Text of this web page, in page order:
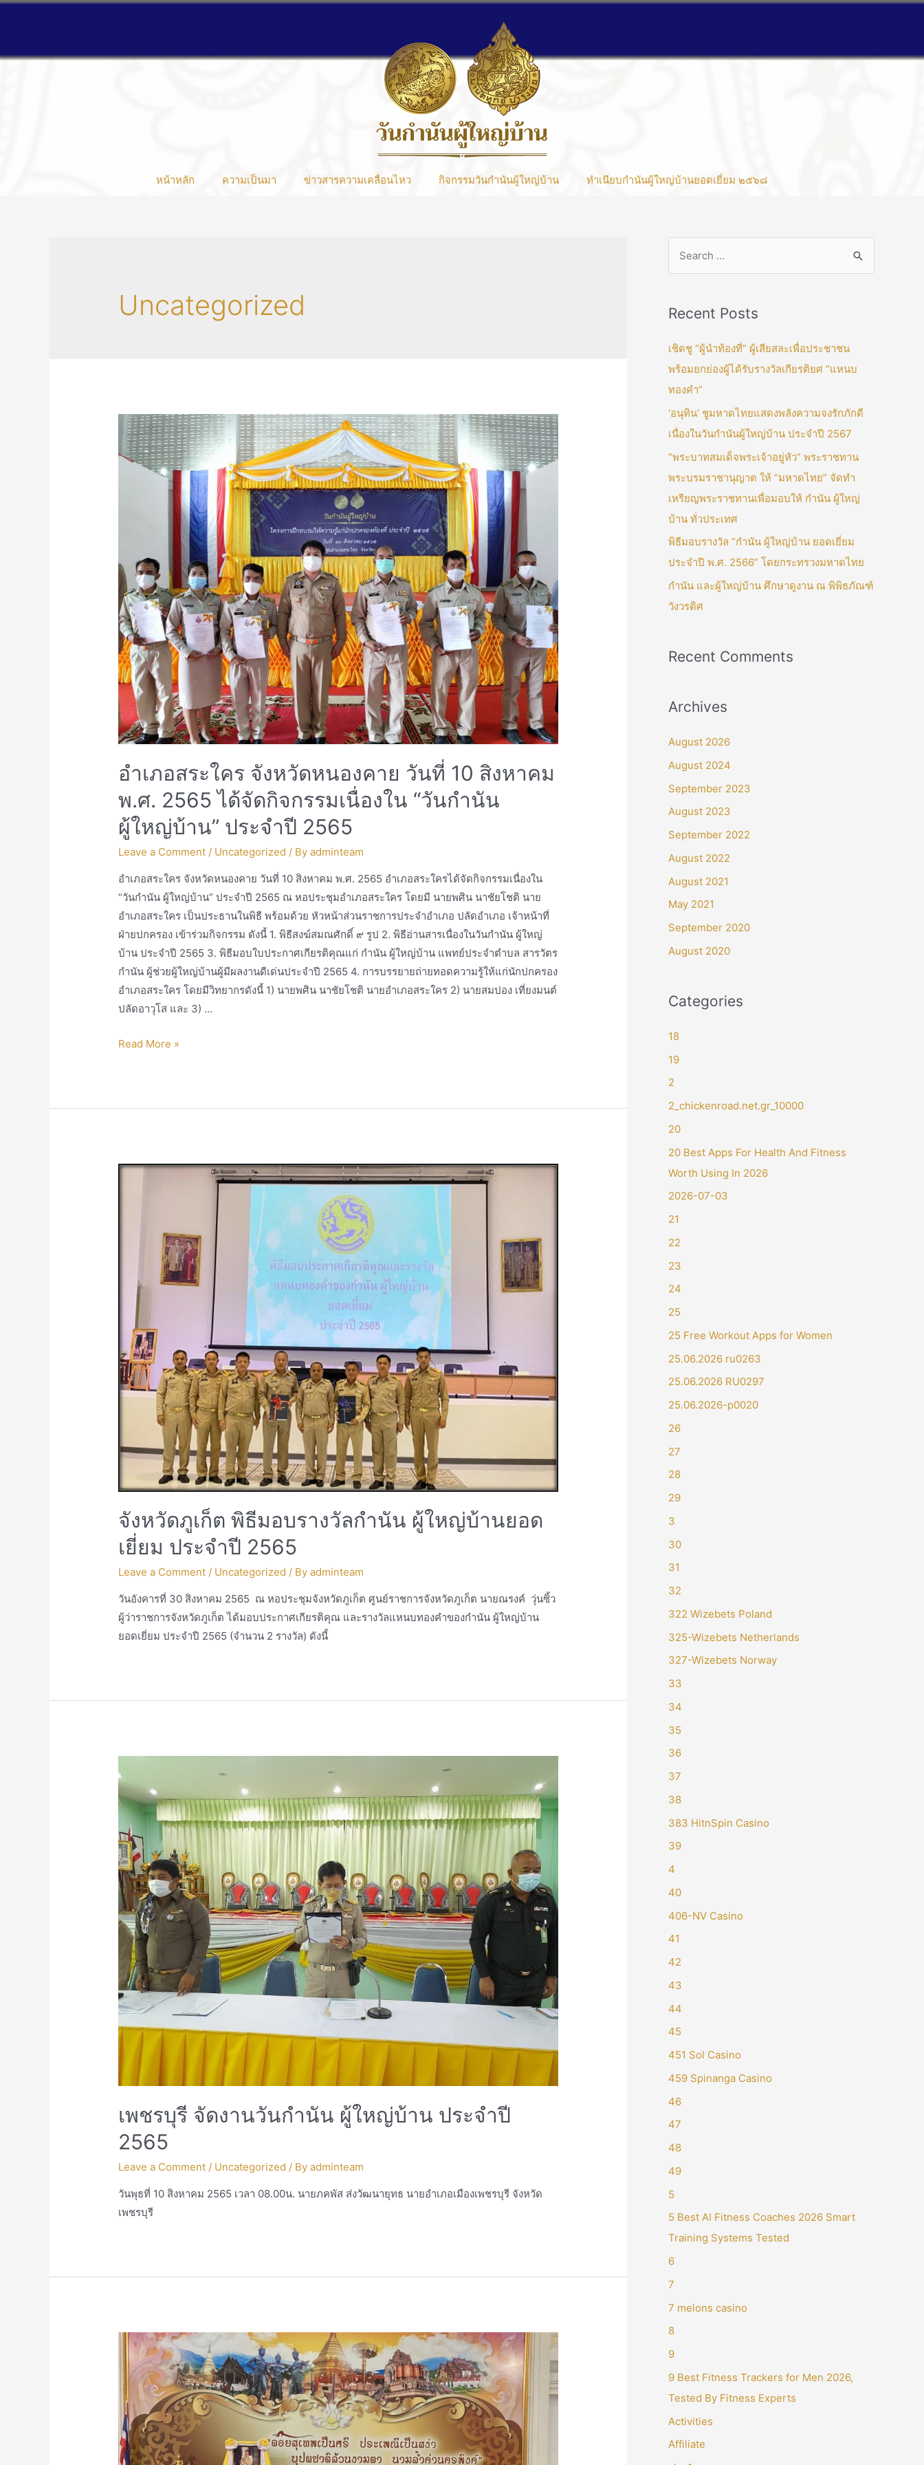
หน้าหลัก ความเป็นมา ข่าวสารความเคลื่อนไหว กิจกรรมวันกำนันผู้ใหญ่บ้าน ทำเนียบกำนันผู้ใหญ่บ้านยอดเยี่ยม ๒๕๖๘
Uncategorized
อำเภอสระใคร จังหวัดหนองคาย วันที่ 10 สิงหาคม
พ.ศ. 2565 ได้จัดกิจกรรมเนื่องใน “วันกำนัน
ผู้ใหญ่บ้าน” ประจำปี 2565
Leave a Comment / Uncategorized / Byadminteam
อำเภอสระใคร จังหวัดหนองคาย วันที่ 10 สิงหาคม พ.ศ. 2565 อำเภอสระใครได้จัดกิจกรรมเนื่องใน
“วันกำนัน ผู้ใหญ่บ้าน” ประจำปี 2565 ณ หอประชุมอำเภอสระใคร โดยมี นายพศิน นาชัยโชติ นาย
อำเภอสระใคร เป็นประธานในพิธี พร้อมด้วย หัวหน้าส่วนราชการประจำอำเภอ ปลัดอำเภอ เจ้าหน้าที่
ฝ่ายปกครอง เข้าร่วมกิจกรรม ดังนี้ 1. พิธีสงฆ์สมณศักดิ์ ๙ รูป 2. พิธีอ่านสารเนื่องในวันกำนัน ผู้ใหญ่
บ้าน ประจำปี 2565 3. พิธีมอบใบประกาศเกียรติคุณแก่ กำนัน ผู้ใหญ่บ้าน แพทย์ประจำตำบล สารวัตร
กำนัน ผู้ช่วยผู้ใหญ่บ้านผู้มีผลงานดีเด่นประจำปี 2565 4. การบรรยายถ่ายทอดความรู้ให้แก่นักปกครอง
อำเภอสระใคร โดยมีวิทยากรดังนี้ 1) นายพศิน นาชัยโชติ นายอำเภอสระใคร 2) นายสมปอง เที่ยงมนต์
ปลัดอาวุโส และ 3) …
Read More »
จังหวัดภูเก็ต พิธีมอบรางวัลกำนัน ผู้ใหญ่บ้านยอด
เยี่ยม ประจำปี 2565
Leave a Comment / Uncategorized / Byadminteam
วันอังคารที่ 30 สิงหาคม 2565 ณ หอประชุมจังหวัดภูเก็ต ศูนย์ราชการจังหวัดภูเก็ต นายณรงค์ วุ่นซิ้ว
ผู้ว่าราชการจังหวัดภูเก็ต ได้มอบประกาศเกียรติคุณ และรางวัลแหนบทองคำของกำนัน ผู้ใหญ่บ้าน
ยอดเยี่ยม ประจำปี 2565 (จำนวน 2 รางวัล) ดังนี้
เพชรบุรี จัดงานวันกำนัน ผู้ใหญ่บ้าน ประจำปี
2565
Leave a Comment / Uncategorized / Byadminteam
วันพุธที่ 10 สิงหาคม 2565 เวลา 08.00น. นายภคพัส ส่งวัฒนายุทธ นายอำเภอเมืองเพชรบุรี จังหวัด
เพชรบุรี
Recent Posts
เชิดชู “ผู้นำท้องที่” ผู้เสียสละเพื่อประชาชน
พร้อมยกย่องผู้ได้รับรางวัลเกียรติยศ “แหนบ
ทองคำ”
‘อนุทิน’ ชูมหาดไทยแสดงพลังความจงรักภักดี
เนื่องในวันกำนันผู้ใหญ่บ้าน ประจำปี 2567
“พระบาทสมเด็จพระเจ้าอยู่หัว” พระราชทาน
พระบรมราชานุญาต ให้ “มหาดไทย” จัดทำ
เหรียญพระราชทานเพื่อมอบให้ กำนัน ผู้ใหญ่
บ้าน ทั่วประเทศ
พิธีมอบรางวัล “กำนัน ผู้ใหญ่บ้าน ยอดเยี่ยม
ประจำปี พ.ศ. 2566” โดยกระทรวงมหาดไทย
กำนัน และผู้ใหญ่บ้าน ศึกษาดูงาน ณ พิพิธภัณฑ์
วังวรดิศ
Recent Comments
Archives
August 2026
August 2024
September 2023
August 2023
September 2022
August 2022
August 2021
May 2021
September 2020
August 2020
Categories
18
19
2
2_chickenroad.net.gr_10000
20
20 Best Apps For Health And Fitness
Worth Using In 2026
2026-07-03
21
22
23
24
25
25 Free Workout Apps for Women
25.06.2026 ru0263
25.06.2026 RU0297
25.06.2026-p0020
26
27
28
29
3
30
31
32
322 Wizebets Poland
325-Wizebets Netherlands
327-Wizebets Norway
33
34
35
36
37
38
383 HitnSpin Casino
39
4
40
406-NV Casino
41
42
43
44
45
451 Sol Casino
459 Spinanga Casino
46
47
48
49
5
5 Best AI Fitness Coaches 2026 Smart
Training Systems Tested
6
7
7 melons casino
8
9
9 Best Fitness Trackers for Men 2026,
Tested By Fitness Experts
Activities
Affiliate